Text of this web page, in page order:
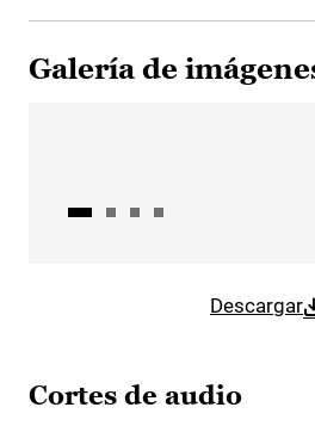
Galería de
Descargar
Cortes de audio